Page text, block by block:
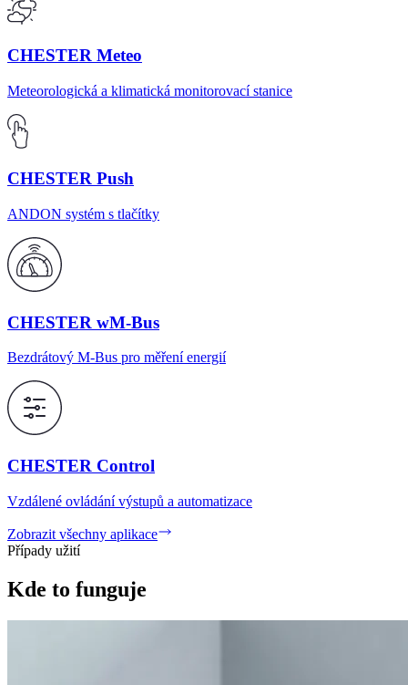
CHESTER Meteo
Meteorologická a klimatická monitorovací stanice
CHESTER Push
ANDON systém s tlačítky
CHESTER wM‑Bus
Bezdrátový M‑Bus pro měření energií
CHESTER Control
Vzdálené ovládání výstupů a automatizace
Zobrazit všechny aplikace
Případy užití
Kde to funguje